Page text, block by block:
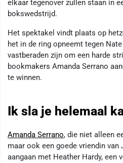
elkaar tegenover zullen staan in
bokswedstrijd.
Het spektakel vindt plaats op
het in de ring opneemt tegen
vastberaden zijn om een harde
bookmakers Amanda Serrano
te winnen.
Ik sla je helemaal
Amanda Serrano, die niet alleen
maar ook een goede vriendin van
aangaan met Heather Hardy, een